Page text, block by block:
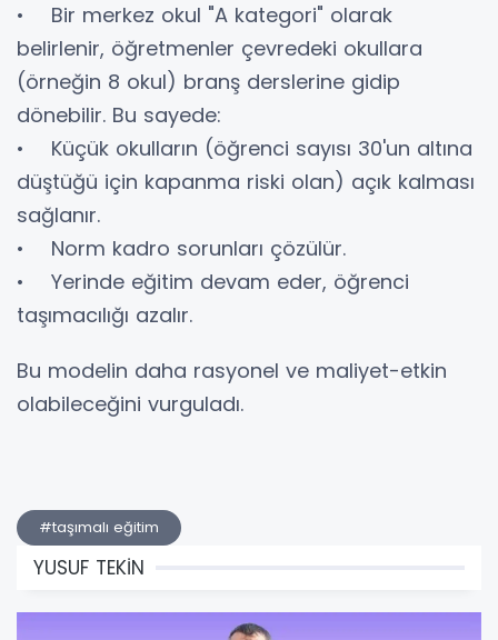
• Bir merkez okul "A kategori" olarak
belirlenir, öğretmenler çevredeki okullara
(örneğin 8 okul) branş derslerine gidip
dönebilir. Bu sayede:
• Küçük okulların (öğrenci sayısı 30'un altına
düştüğü için kapanma riski olan) açık kalması
sağlanır.
• Norm kadro sorunları çözülür.
• Yerinde eğitim devam eder, öğrenci
taşımacılığı azalır.
Bu modelin daha rasyonel ve maliyet-etkin
olabileceğini vurguladı.
#taşımalı eğitim
YUSUF TEKİN